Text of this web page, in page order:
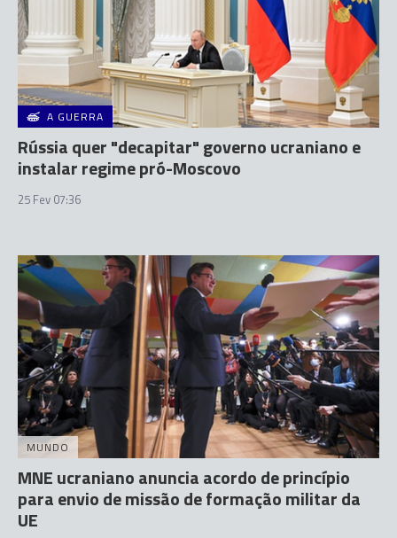
A GUERRA
Rússia quer "decapitar" governo ucraniano e
instalar regime pró-Moscovo
25 Fev 07:36
MUNDO
MNE ucraniano anuncia acordo de princípio
para envio de missão de formação militar da
UE